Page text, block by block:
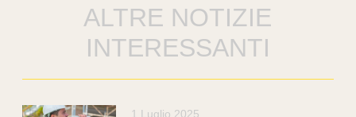
ALTRE NOTIZIE
INTERESSANTI
1 Luglio 2025